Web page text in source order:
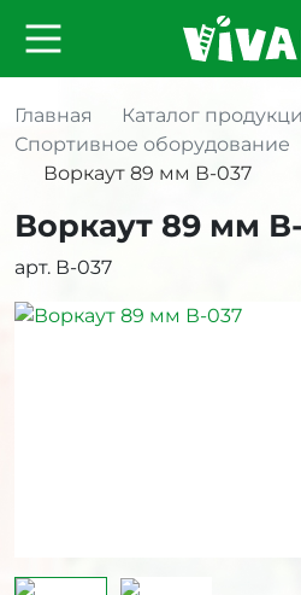
Главная
Каталог
Спортивное оборудование
Воркаут 89 мм В-037
Воркаут 89 мм
арт. В-037